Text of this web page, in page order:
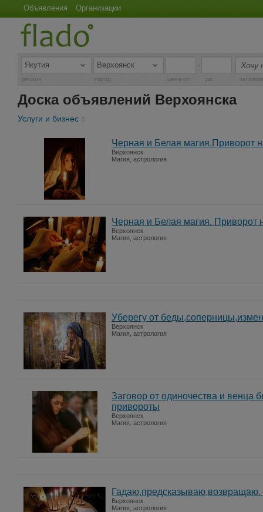
Объявления Организации
-
регион город цена от до
Доска объявлений Верхоянска
Услуги и бизнес 5
Черная и Белая магия.Приворот
Верхоянск
Магия, астрология
Черная и Белая магия. Приворот
Верхоянск
Магия, астрология
Уберегу от
Верхоянск
Магия, астрология
Заговор от одиночества и венца
привороты
Верхоянск
Магия, астрология
Гадаю,предсказываю,возвращаю.
Верхоянск
Магия, астрология